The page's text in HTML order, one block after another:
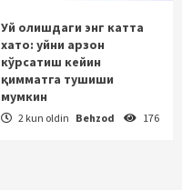
Уй олишдаги энг катта
хато: уйни арзон
кўрсатиш кейин
қимматга тушиши
мумкин
2 kun oldin Behzod 176